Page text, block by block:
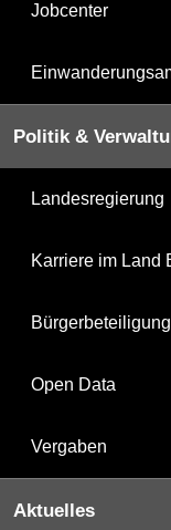
Jobcenter
Politik &
Landesregierung
Karriere im Land
Bürgerbeteiligung
Open Data
Vergaben
Aktuelles